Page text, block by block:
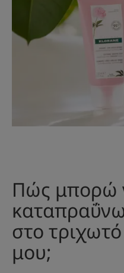
Πώς μπορώ
στο
μου;